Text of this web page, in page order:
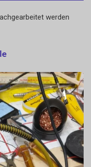
werden